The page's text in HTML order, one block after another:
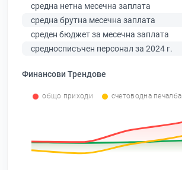
средна нетна месечна заплата
средна брутна месечна заплата
среден бюджет за месечна заплата
средносписъчен персонал за 2024 г.
Финансови Трендове
общо приходи счетоводна печалба